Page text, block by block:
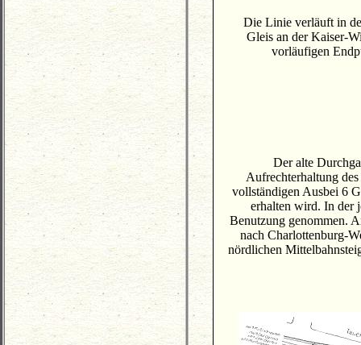
Die Linie verläuft in
Gleis an der Kaiser-
vorläufigen
Der alte
Aufrechterhaltung
vollständigen Ausbei 6
erhalten wird. In der
Benutzung genommen.
nach Charlottenburg-
nördlichen